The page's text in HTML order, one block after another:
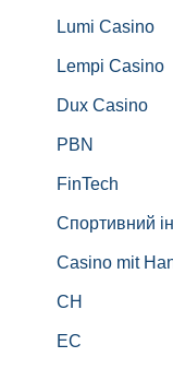
Lumi Casino
Lempi Casino
Dux Casino
PBN
FinTech
Спортивний
Casino mit
CH
EC